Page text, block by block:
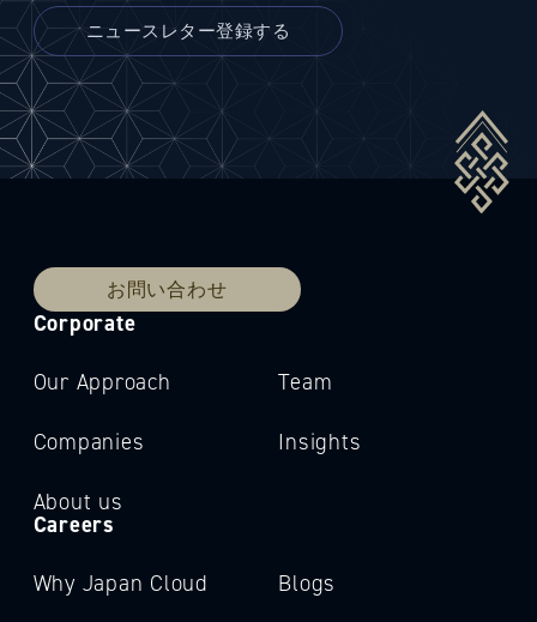
お問い合わせ
Corporate
Our Approach
Companies
About us
Team
Insights
Careers
Why Japan Cloud Blogs